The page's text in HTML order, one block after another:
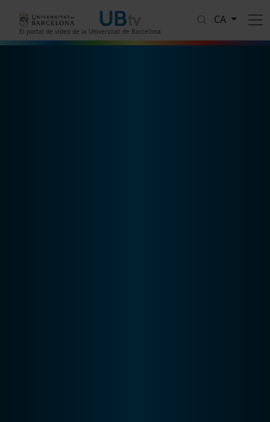
El portal de vídeo de la Universitat de Barcelona
CA